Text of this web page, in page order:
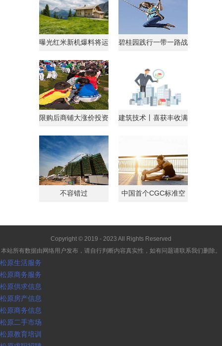
曝光红米新机爆料将运
碧桂园践行一带一路战
限购后商铺大涨价投资
建筑技术丨喜获丰收满
不容错过
中国首个CGC标准空
Copyright © 2019 - 2023 All Rights Reserved
本站所有数据由网络用户发布，请自行判断内容真实性，如有问题请联系我们删除。
松原生活服务
松原商务服务
松原供求信息
松原房产信息
松原商务信息
松原二手市场
松原教育培训